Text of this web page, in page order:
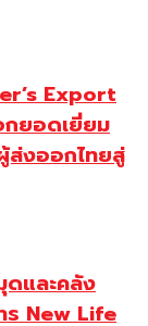
Export
ยอดเยี่ยม
งออกไทยสู่
ดและคลัง
ร New Life